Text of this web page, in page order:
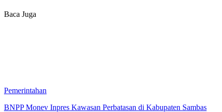
Baca Juga
Pemerintahan
BNPP Monev Inpres Kawasan Perbatasan di Kabupaten Sambas